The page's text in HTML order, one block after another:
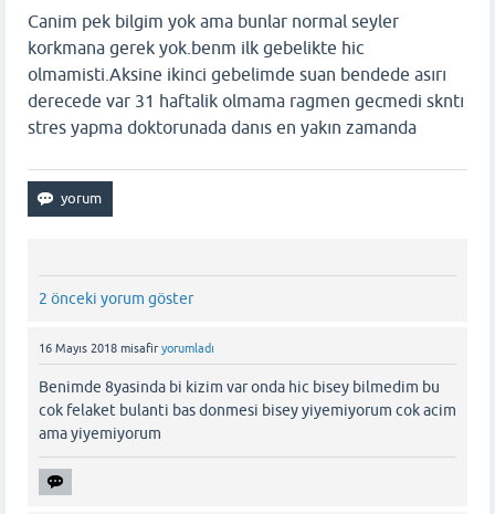
Canim pek bilgim yok ama bunlar normal seyler
korkmana gerek yok.benm ilk gebelikte hic
olmamisti.Aksine ikinci gebelimde suan bendede asırı
derecede var 31 haftalik olmama ragmen gecmedi skntı
stres yapma doktorunada danıs en yakın zamanda
2 önceki yorum göster
16 Mayıs 2018 misafir yorumladı
Benimde 8yasinda bi kizim var onda hic bisey bilmedim bu
cok felaket bulanti bas donmesi bisey yiyemiyorum cok acim
ama yiyemiyorum